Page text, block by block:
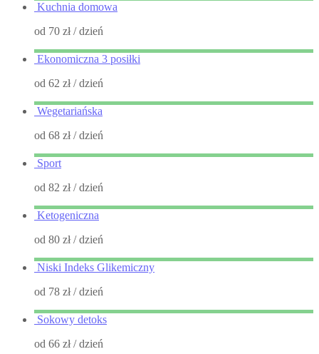
Kuchnia domowa
od 70 zł/ dzień
Ekonomiczna 3 posiłki
od 62 zł/ dzień
Wegetariańska
od 68 zł/ dzień
Sport
od 82 zł/ dzień
Ketogeniczna
od 80 zł/ dzień
Niski Indeks Glikemiczny
od 78 zł/ dzień
Sokowy detoks
od 66 zł/ dzień